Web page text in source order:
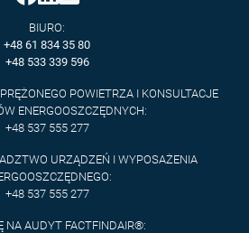
BIURO:
+48 61 834 35 80
+48 533 339 596
POWIETRZA I KONSULTACJE
ENERGOOSZCZĘDNYCH:
+48 537 555 277
URZĄDZEŃ I WYPOSAŻENIA
+48 537 555 277
NA AUDYT FACTFINDAIR®: